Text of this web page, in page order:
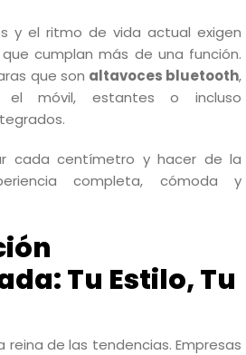
y el ritmo de vida actual exigen
cumplan más de una función.
que son altavoces bluetooth,
el móvil, estantes o incluso
cada centímetro y hacer de la
completa, cómoda y
Tu Estilo, Tu
reina de las tendencias. Empresas